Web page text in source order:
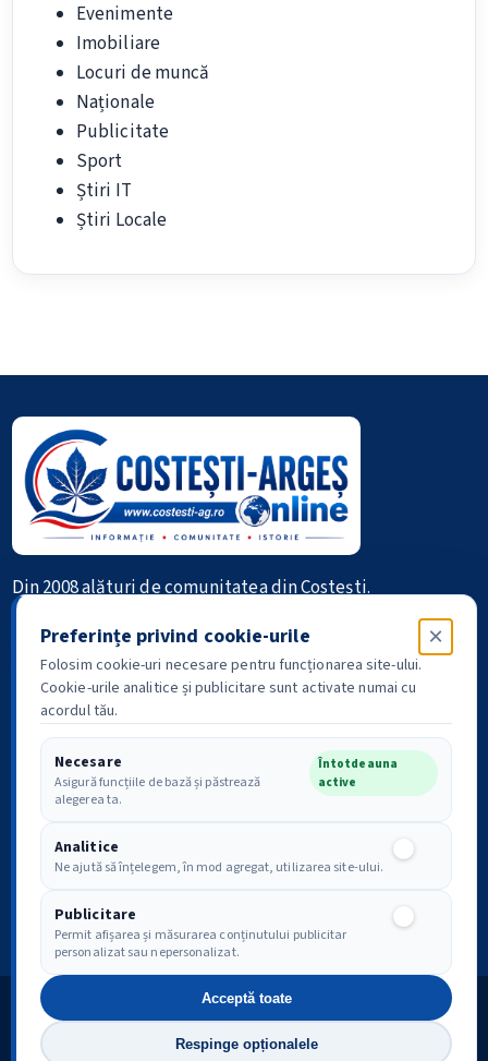
Evenimente
Imobiliare
Locuri de muncă
Naționale
Publicitate
Sport
Știri IT
Știri Locale
Din 2008 alături de comunitatea din Costești.
Informație • Comunitate • Istorie
Politica de confidențialitateDrepturile tale GDPR
Costești-Argeș Online
Copyright © 2008–2026
Preferințe privind cookie-urile ×
Folosim cookie-uri necesare pentru funcționarea site-ului.
Cookie-urile analitice și publicitare sunt activate numai cu
acordul tău.
Necesare
Asigură funcțiile de bază și păstrează
alegerea ta.
Întotdeauna
active
Analitice
Ne ajută să înțelegem, în mod agregat, utilizarea site-ului.
Analitice
Publicitare
Permit afișarea și măsurarea conținutului publicitar
personalizat sau nepersonalizat.
Publicitare
Acceptă toate
Respinge opționalele